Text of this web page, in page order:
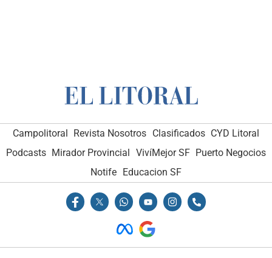
Campolitoral Revista Nosotros Clasificados CYD Litoral
Podcasts Mirador Provincial VivíMejor SF Puerto Negocios
Notife
Educacion SF